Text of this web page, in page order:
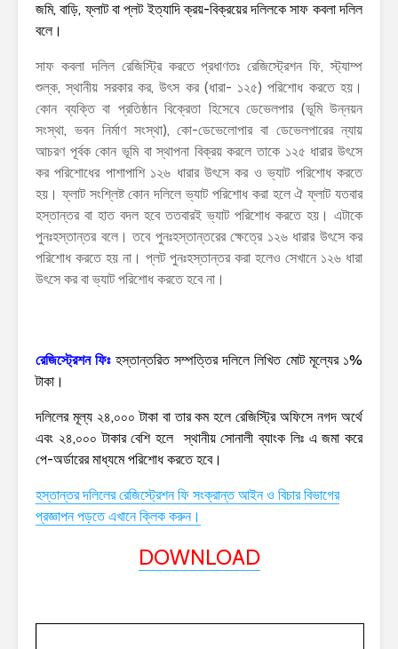
জমি, বাড়ি, ফ্লাট বা প্লট ইত্যাদি ক্রয়-বিক্রয়ের দলিলকে সাফ কবলা দলিল
বলে।
সাফ কবলা দলিল রেজিস্ট্রি করতে প্রধাণতঃ রেজিস্ট্রেশন ফি, স্ট্যাম্প
শুল্ক, স্থানীয় সরকার কর, উৎস কর (ধারা- ১২৫) পরিশোধ করতে হয়।
কোন ব্যক্তি বা প্রতিষ্ঠান বিক্রেতা হিসেবে ডেভেলপার (ভূমি উন্নয়ন
সংস্থা, ভবন নির্মাণ সংস্থা), কো-ডেভেলোপার বা ডেভেলপারের ন্যায়
আচরণ পূর্বক কোন ভূমি বা স্থাপনা বিক্রয় করলে তাকে ১২৫ ধারার উৎসে
কর পরিশোধের পাশাপাশি ১২৬ ধারার উৎসে কর ও ভ্যাট পরিশোধ করতে
হয়। ফ্লাট সংশ্লিষ্ট কোন দলিলে ভ্যাট পরিশোধ করা হলে ঐ ফ্লাট যতবার
হস্তান্তর বা হাত বদল হবে ততবারই ভ্যাট পরিশোধ করতে হয়। এটাকে
পুনঃহস্তান্তর বলে। তবে পুনঃহস্তান্তরের ক্ষেত্রে ১২৬ ধারার উৎসে কর
পরিশোধ করতে হয় না। প্লট পুনঃহস্তান্তর করা হলেও সেখানে ১২৬ ধারা
উৎসে কর বা ভ্যাট পরিশোধ করতে হবে না।
রেজিস্ট্রেশন ফিঃ হস্তান্তরিত সম্পত্তির দলিলে লিখিত মোট মূল্যের ১%
টাকা।
দলিলের মূল্য ২৪,০০০ টাকা বা তার কম হলে রেজিস্ট্রি অফিসে নগদ অর্থে
এবং ২৪,০০০ টাকার বেশি হলে স্থানীয় সোনালী ব্যাংক লিঃ এ জমা করে
পে-অর্ডারের মাধ্যমে পরিশোধ করতে হবে।
হস্তান্তর দলিলের রেজিস্ট্রেশন ফি সংক্রান্ত আইন ও বিচার বিভাগের
প্রজ্ঞাপন পড়তে এখানে ক্লিক করুন।
DOWNLOAD